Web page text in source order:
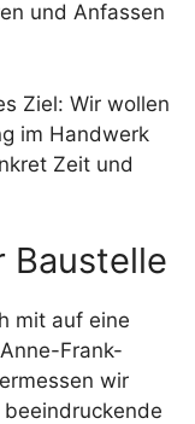
und Anfassen
Ziel: Wir wollen
im Handwerk
Zeit und
Baustelle
mit auf eine
Frank-
wir